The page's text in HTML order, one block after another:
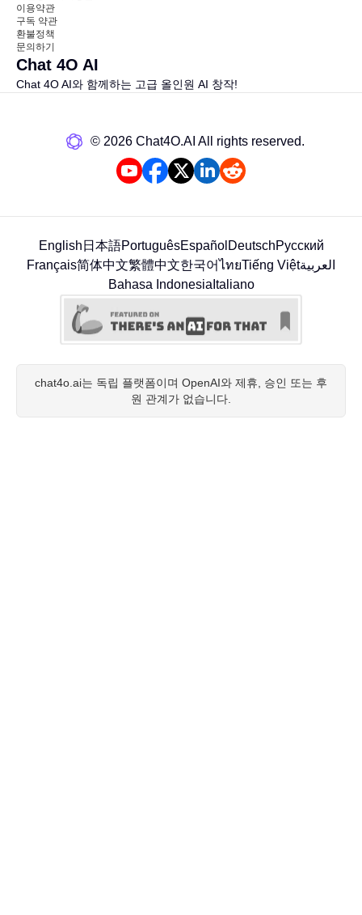
이용약관
구독 약관
환불정책
문의하기
Chat 4O AI
Chat 4O AI와 함께하는 고급 올인원 AI 창작!
©️ 2026 Chat4O.AI All rights reserved.
English 日本語PortuguêsEspañol DeutschРусский
Français简体中文繁體中文한국어ไทยTiếng Việtالعربية
Bahasa Indonesia Italiano
chat4o.ai는 독립 플랫폼이며 OpenAI와 제휴, 승인 또는 후
원 관계가 없습니다.